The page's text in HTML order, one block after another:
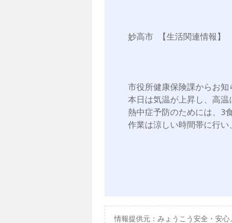
妙高市 【生活関連情報】
市役所健康保険課からお知
本日は気温が上昇し、高温
熱中症予防のためには、3
情報提供元：みょうこう安全・安心